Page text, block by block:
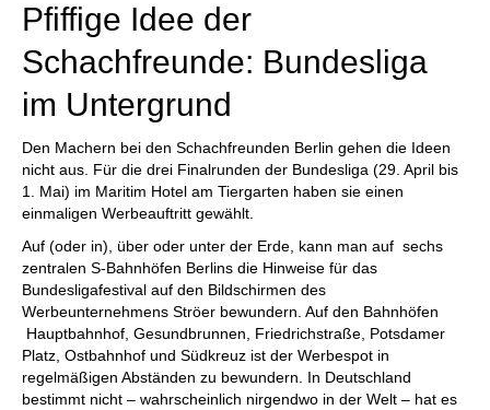
Pfiffige Idee der
Schachfreunde: Bundesliga
im Untergrund
Den Machern bei den Schachfreunden Berlin gehen die Ideen
nicht aus. Für die drei Finalrunden der Bundesliga (29. April bis
1. Mai) im Maritim Hotel am Tiergarten haben sie einen
einmaligen Werbeauftritt gewählt.
Auf (oder in), über oder unter der Erde, kann man auf sechs
zentralen S-Bahnhöfen Berlins die Hinweise für das
Bundesligafestival auf den Bildschirmen des
Werbeunternehmens Ströer bewundern. Auf den Bahnhöfen
Hauptbahnhof, Gesundbrunnen, Friedrichstraße, Potsdamer
Platz, Ostbahnhof und Südkreuz ist der Werbespot in
regelmäßigen Abständen zu bewundern. In Deutschland
bestimmt nicht – wahrscheinlich nirgendwo in der Welt – hat es